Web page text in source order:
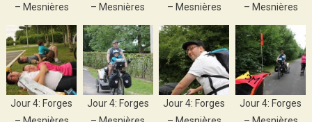
– Mesnières
– Mesnières
– Mesnières
– Mesnières
Jour 4: Forges
Jour 4: Forges
Jour 4: Forges
Jour 4: Forges